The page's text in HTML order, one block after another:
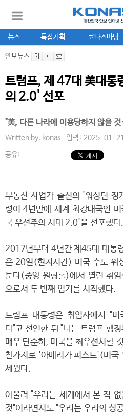
뉴스 특집기획 코나스마당
안보뉴스
트럼프, 제 47대 美대
의 2.0' 선포
"美, 다른 나라에 이용당하지 않을
Written by. konas 입력 : 2025-01-
공유:
부동산 사업가 출신의 '워싱턴 정
령이 4년만에 세계 최강대국인
국 우선주의 시대 2.0'을 선포했다.
2017년부터 4년간 제45대 대통
은 20일(현지시간) 미국 수도 워
툰다(중앙 원형홀)에서 열린 취
으로서 두 번째 임기를 시작했다.
트럼프 대통령은 취임사에서 "
다"고 선언한 뒤 "나는 트럼프 행
매우 단순히, 미국을 최우선시할
찬가지로 '아메리카 퍼스트'(미국
세웠다.
아울러 "우리는 세계에서 본 적
것"이라면서도 "우리는 우리의 성